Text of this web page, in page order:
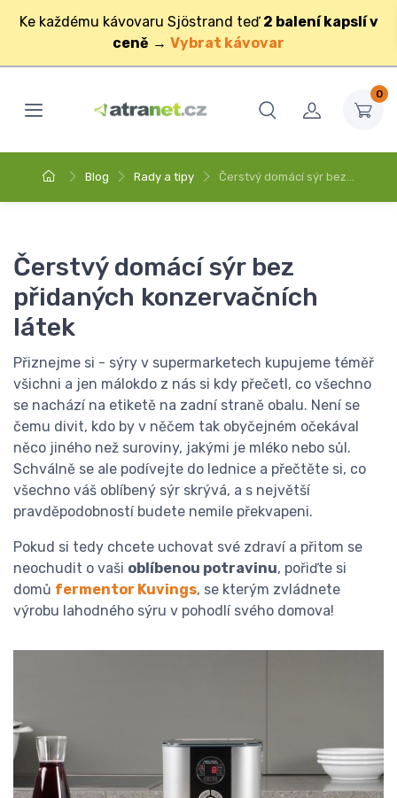
Ke každému kávovaru Sjöstrand teď 2 balení kapslí v
ceně → Vybrat kávovar
0
Blog Rady a tipy Čerstvý domácí sýr bez…
Čerstvý domácí sýr bez
přidaných konzervačních
látek
Přiznejme si - sýry v supermarketech kupujeme téměř
všichni a jen málokdo z nás si kdy přečetl, co všechno
se nachází na etiketě na zadní straně obalu. Není se
čemu divit, kdo by v něčem tak obyčejném očekával
něco jiného než suroviny, jakými je mléko nebo sůl.
Schválně se ale podívejte do lednice a přečtěte si, co
všechno váš oblíbený sýr skrývá, a s největší
pravděpodobností budete nemile překvapeni.
Pokud si tedy chcete uchovat své zdraví a přitom se
neochudit o vaši oblíbenou potravinu, pořiďte si
domů fermentor Kuvings, se kterým zvládnete
výrobu lahodného sýru v pohodlí svého domova!